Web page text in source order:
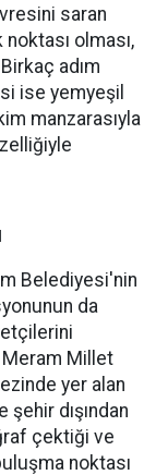
saran
olması,
adım
ise yemyeşil
manzarasıyla
Belediyesi'nin
da
Meram Millet
yer alan
şehir dışından
çektiği ve
noktası